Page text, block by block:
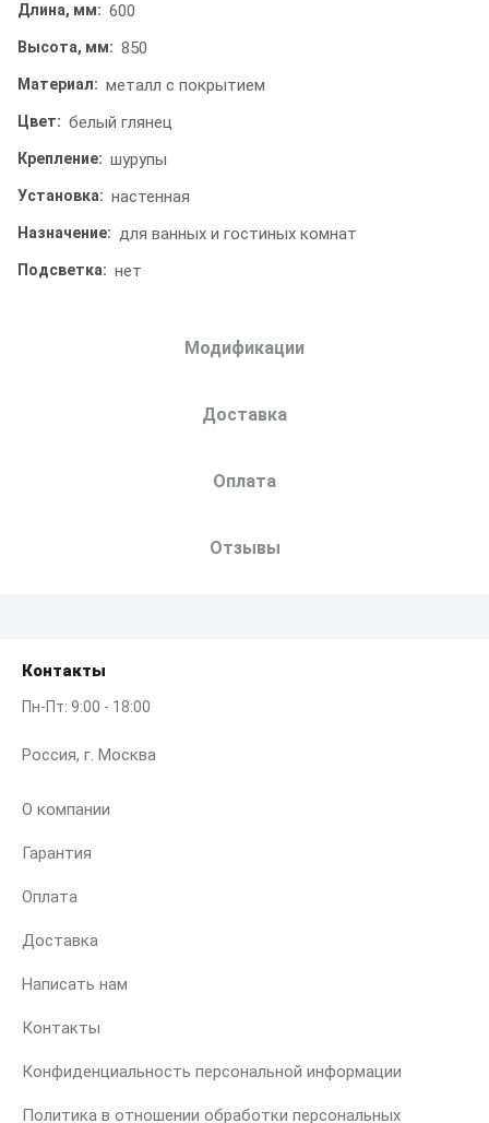
Длина, мм: 600
Высота, мм: 850
Материал: металл с покрытием
Цвет: белый глянец
Крепление: шурупы
Установка: настенная
Назначение: для ванных и гостиных комнат
Подсветка: нет
Модификации
Доставка
Оплата
Отзывы
Контакты
Пн-Пт: 9:00 - 18:00
Россия, г. Москва
О компании
Гарантия
Оплата
Доставка
Написать нам
Контакты
Конфиденциальность персональной информации
Политика в отношении обработки персональных